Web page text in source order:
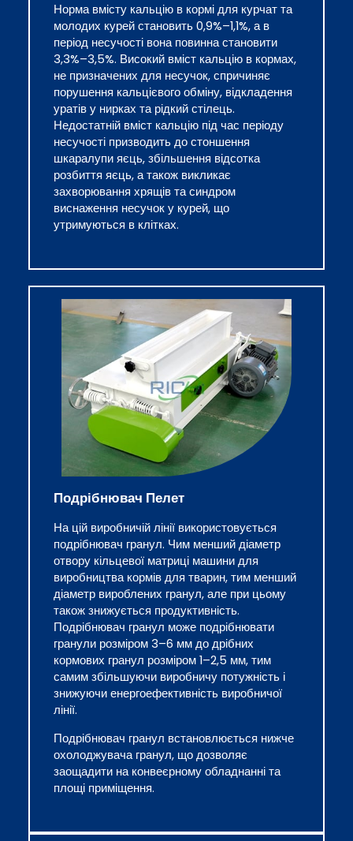
Норма вмісту кальцію в кормі для курчат та
молодих курей становить 0,9%–1,1%, а в
період несучості вона повинна становити
3,3%–3,5%. Високий вміст кальцію в кормах,
не призначених для несучок, спричиняє
порушення кальцієвого обміну, відкладення
уратів у нирках та рідкий стілець.
Недостатній вміст кальцію під час періоду
несучості призводить до стоншення
шкаралупи яєць, збільшення відсотка
розбиття яєць, а також викликає
захворювання хрящів та синдром
виснаження несучок у курей, що
утримуються в клітках.
Подрібнювач Пелет
На цій виробничій лінії використовується
подрібнювач гранул. Чим менший діаметр
отвору кільцевої матриці машини для
виробництва кормів для тварин, тим менший
діаметр вироблених гранул, але при цьому
також знижується продуктивність.
Подрібнювач гранул може подрібнювати
гранули розміром 3–6 мм до дрібних
кормових гранул розміром 1–2,5 мм, тим
самим збільшуючи виробничу потужність і
знижуючи енергоефективність виробничої
лінії.
Подрібнювач гранул встановлюється нижче
охолоджувача гранул, що дозволяє
заощадити на конвеєрному обладнанні та
площі приміщення.